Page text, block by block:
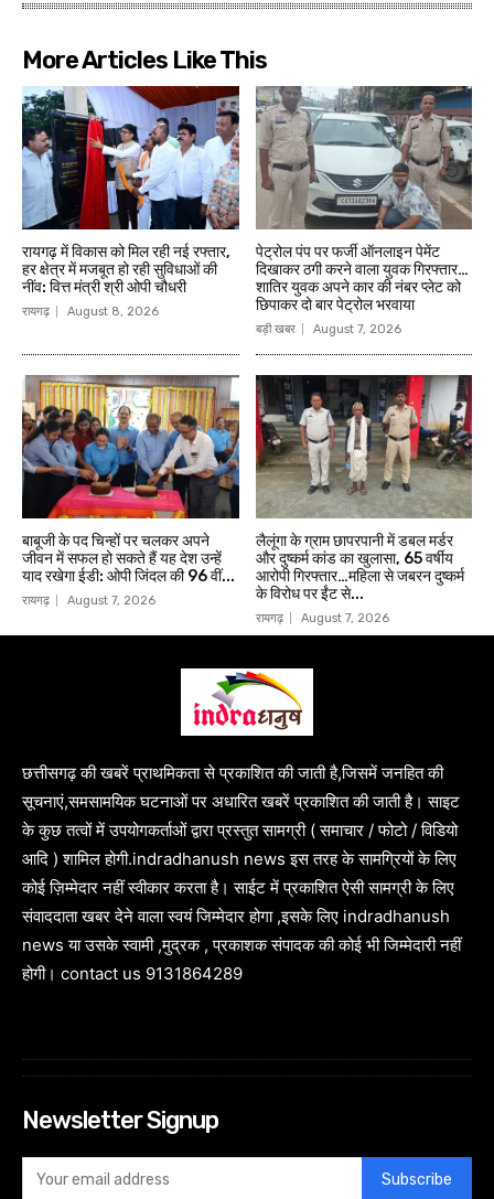
More Articles Like This
रायगढ़ में विकास को मिल रही नई रफ्तार,
हर क्षेत्र में मजबूत हो रही सुविधाओं की
नींव: वित्त मंत्री श्री ओपी चौधरी
रायगढ़ August 8, 2026
पेट्रोल पंप पर फर्जी ऑनलाइन पेमेंट
दिखाकर ठगी करने वाला युवक गिरफ्तार…
शातिर युवक अपने कार की नंबर प्लेट को
छिपाकर दो बार पेट्रोल भरवाया
बड़ी खबर August 7, 2026
बाबूजी के पद चिन्हों पर चलकर अपने
जीवन में सफल हो सकते हैं यह देश उन्हें
याद रखेगा ईडी: ओपी जिंदल की 96 वीं...
रायगढ़ August 7, 2026
लैलूंगा के ग्राम छापरपानी में डबल मर्डर
और दुष्कर्म कांड का खुलासा, 65 वर्षीय
आरोपी गिरफ्तार…महिला से जबरन दुष्कर्म
के विरोध पर ईंट से...
रायगढ़ August 7, 2026
छत्तीसगढ़ की खबरें प्राथमिकता से प्रकाशित की जाती है,जिसमें जनहित की
सूचनाएं,समसामयिक घटनाओं पर अधारित खबरें प्रकाशित की जाती है। साइट
के कुछ तत्वों में उपयोगकर्ताओं द्वारा प्रस्तुत सामग्री ( समाचार / फोटो / विडियो
आदि ) शामिल होगी.indradhanush news इस तरह के सामग्रियों के लिए
कोई ज़िम्मेदार नहीं स्वीकार करता है। साईट में प्रकाशित ऐसी सामग्री के लिए
संवाददाता खबर देने वाला स्वयं जिम्मेदार होगा ,इसके लिए indradhanush
news या उसके स्वामी ,मुद्रक , प्रकाशक संपादक की कोई भी जिम्मेदारी नहीं
होगी। contact us 9131864289
Newsletter Signup
Subscribe